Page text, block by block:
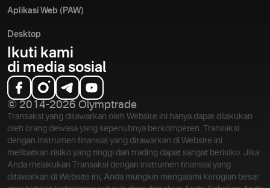
Aplikasi Web (PAW)
Desktop
Ikuti kami
di media sosial
© 2014-2026 Olymptrade
Transaksi yang ditawarkan oleh Website ini hanya dapat dilakukan
oleh orang dewasa yang sepenuhnya berkompeten. Transaksi
dengan instrumen finansial yang ditawarkan di Website ini
melibatkan risiko yang tinggi dan trading dapat sangat berisiko. Jika
Anda melakukan Transaksi dengan instrumen finansial yang
ditawarkan di Website ini, Anda mungkin mengalami kerugian besar